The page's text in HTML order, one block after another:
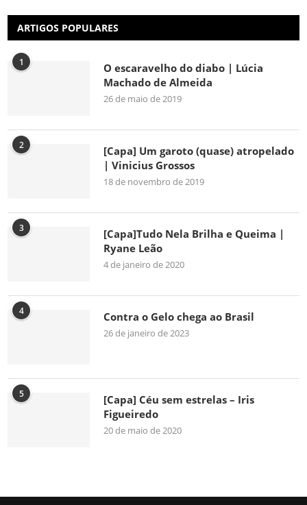
ARTIGOS POPULARES
1
O escaravelho do diabo | Lúcia
Machado de Almeida
26 de maio de 2019
2
[Capa] Um garoto (quase) atropelado
| Vinicius Grossos
18 de novembro de 2019
3
[Capa]Tudo Nela Brilha e Queima |
Ryane Leão
4 de janeiro de 2020
4 Contra o Gelo chega ao Brasil
26 de janeiro de 2023
5
[Capa] Céu sem estrelas – Iris
Figueiredo
20 de maio de 2020